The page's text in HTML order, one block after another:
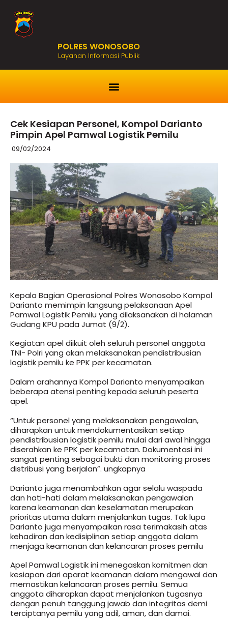
POLRES WONOSOBO
Layanan Informasi Publik
Cek Kesiapan Personel, Kompol Darianto
Pimpin Apel Pamwal Logistik Pemilu
09/02/2024
Kepala Bagian Operasional Polres Wonosobo Kompol
Darianto memimpin langsung pelaksanaan Apel
Pamwal Logistik Pemilu yang dilaksanakan di halaman
Gudang KPU pada Jumat (9/2).
Kegiatan apel diikuit oleh seluruh personel anggota
TNI- Polri yang akan melaksanakan pendistribusian
logistik pemilu ke PPK per kecamatan.
Dalam arahannya Kompol Darianto menyampaikan
beberapa atensi penting kepada seluruh peserta
apel.
“Untuk personel yang melaksanakan pengawalan,
diharapkan untuk mendokumentasikan setiap
pendistribusian logistik pemilu mulai dari awal hingga
diserahkan ke PPK per kecamatan. Dokumentasi ini
sangat penting sebagai bukti dan monitoring proses
distribusi yang berjalan”. ungkapnya
Darianto juga menambahkan agar selalu waspada
dan hati-hati dalam melaksanakan pengawalan
karena keamanan dan keselamatan merupakan
prioritas utama dalam menjalankan tugas. Tak lupa
Darianto juga menyampaikan rasa terimakasih atas
kehadiran dan kedisiplinan setiap anggota dalam
menjaga keamanan dan kelancaran proses pemilu
Apel Pamwal Logistik ini menegaskan komitmen dan
kesiapan dari aparat keamanan dalam mengawal dan
memastikan kelancaran proses pemilu. Semua
anggota diharapkan dapat menjalankan tugasnya
dengan penuh tanggung jawab dan integritas demi
terciptanya pemilu yang adil, aman, dan damai.